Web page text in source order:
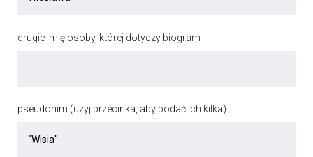
drugie imię osoby, której dotyczy biogram
pseudonim (uzyj przecinka, aby podać ich kilka)